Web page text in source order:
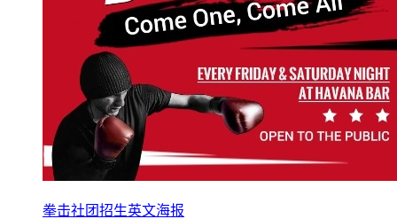
拳击社团招生英文海报